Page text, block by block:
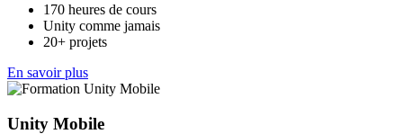
170 heures de cours
Unity comme jamais
20+ projets
En savoir plus
Unity Mobile